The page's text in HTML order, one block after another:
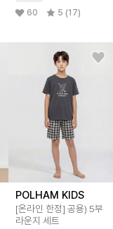
60 5 (17)
POLHAM KIDS
[온라인 한정] 공용) 5부
라운지 세트